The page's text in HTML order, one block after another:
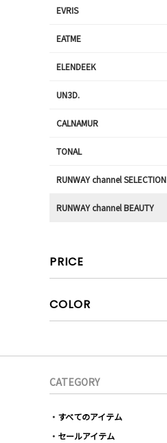
EVRIS
EATME
ELENDEEK
UN3D.
CALNAMUR
TONAL
RUNWAY channel SELECTION
RUNWAY channel BEAUTY
PRICE
COLOR
CATEGORY
すべてのアイテム
セールアイテム